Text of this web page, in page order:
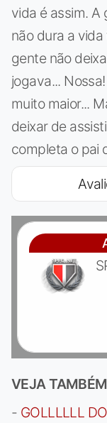
vida é assim. A
não dura a
gente não
jogava...
muito maior...
deixar de
completa o pai
VEJA TAMBÉM
- GOLLLLLL